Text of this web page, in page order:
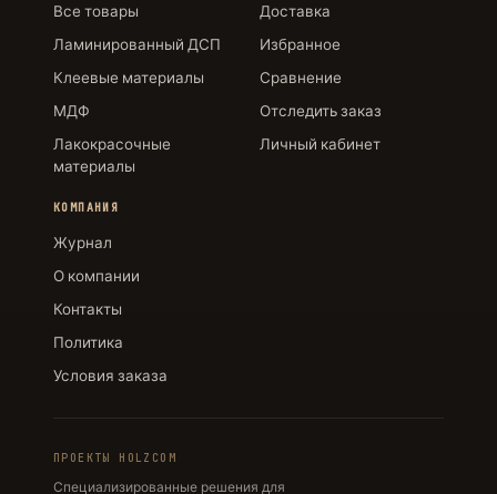
Все товары
Ламинированный ДСП
Клеевые материалы
МДФ
Лакокрасочные
материалы
Доставка
Избранное
Сравнение
Отследить заказ
Личный кабинет
КОМПАНИЯ
Журнал
О компании
Контакты
Политика
Условия заказа
ПРОЕКТЫ HOLZCOM
Специализированные решения для